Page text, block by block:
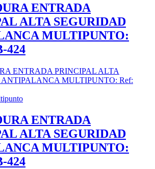
ENTRADA
ALTA SEGURIDAD
MULTIPUNTO:
424
ENTRADA
ALTA SEGURIDAD
MULTIPUNTO:
424